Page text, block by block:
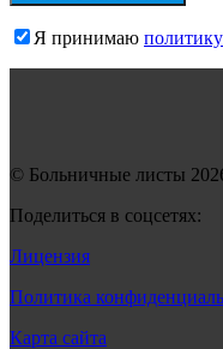
Я принимаю
© Больничные листы
Поделиться в соцсетях:
Лицензия
Политика
Карта сайта